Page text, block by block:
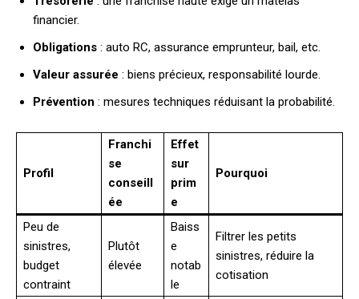
financier.
Obligations : auto RC, assurance emprunteur, bail, etc.
Valeur assurée : biens précieux, responsabilité lourde.
Prévention : mesures techniques réduisant la probabilité.
Profil
Franchi
se
conseill
ée
Effet
sur
prim
e
Pourquoi
Peu de
sinistres,
budget
contraint
Plutôt
élevée
Baiss
e
notab
le
Filtrer les petits
sinistres, réduire la
cotisation